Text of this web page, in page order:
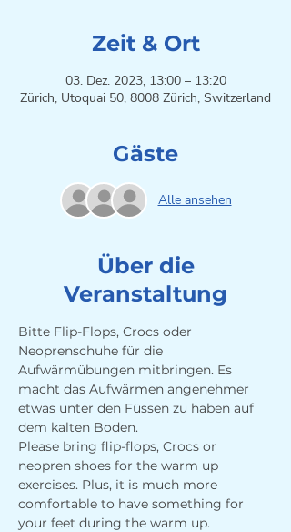
Zeit & Ort
03. Dez. 2023, 13:00 – 13:20
Zürich, Utoquai 50, 8008 Zürich, Switzerland
Gäste
Alle ansehen
Über die
Veranstaltung
Bitte Flip-Flops, Crocs oder
Neoprenschuhe für die
Aufwärmübungen mitbringen. Es
macht das Aufwärmen angenehmer
etwas unter den Füssen zu haben auf
dem kalten Boden.
Please bring flip-flops, Crocs or
neopren shoes for the warm up
exercises. Plus, it is much more
comfortable to have something for
your feet during the warm up.